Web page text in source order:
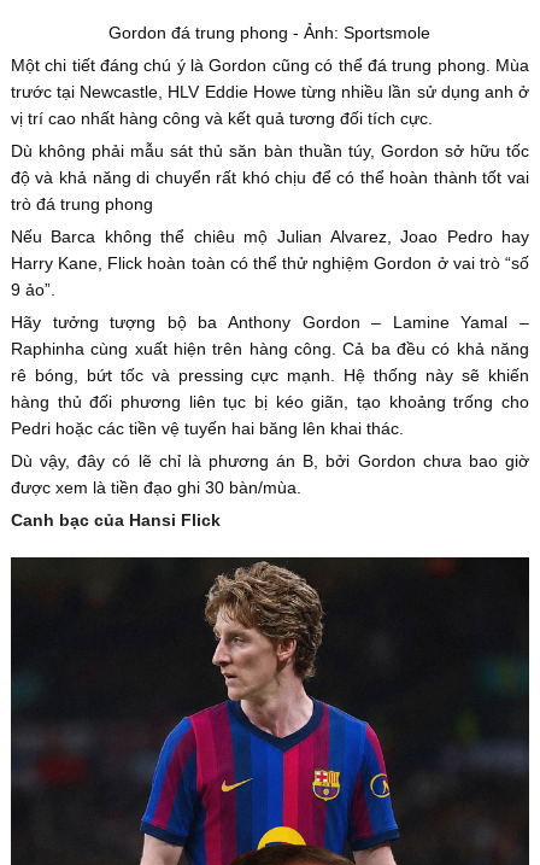
Gordon đá trung phong - Ảnh: Sportsmole
Một chi tiết đáng chú ý là Gordon cũng có thể đá trung phong. Mùa
trước tại Newcastle, HLV Eddie Howe từng nhiều lần sử dụng anh ở
vị trí cao nhất hàng công và kết quả tương đối tích cực.
Dù không phải mẫu sát thủ săn bàn thuần túy, Gordon sở hữu tốc
độ và khả năng di chuyển rất khó chịu để có thể hoàn thành tốt vai
trò đá trung phong
Nếu Barca không thể chiêu mộ Julian Alvarez, Joao Pedro hay
Harry Kane, Flick hoàn toàn có thể thử nghiệm Gordon ở vai trò “số
9 ảo”.
Hãy tưởng tượng bộ ba Anthony Gordon – Lamine Yamal –
Raphinha cùng xuất hiện trên hàng công. Cả ba đều có khả năng
rê bóng, bứt tốc và pressing cực mạnh. Hệ thống này sẽ khiến
hàng thủ đối phương liên tục bị kéo giãn, tạo khoảng trống cho
Pedri hoặc các tiền vệ tuyến hai băng lên khai thác.
Dù vậy, đây có lẽ chỉ là phương án B, bởi Gordon chưa bao giờ
được xem là tiền đạo ghi 30 bàn/mùa.
Canh bạc của Hansi Flick